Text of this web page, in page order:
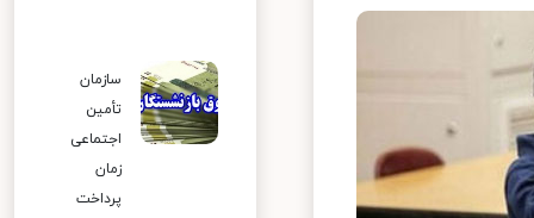
سازمان
تأمین
اجتماعی
زمان
پرداخت